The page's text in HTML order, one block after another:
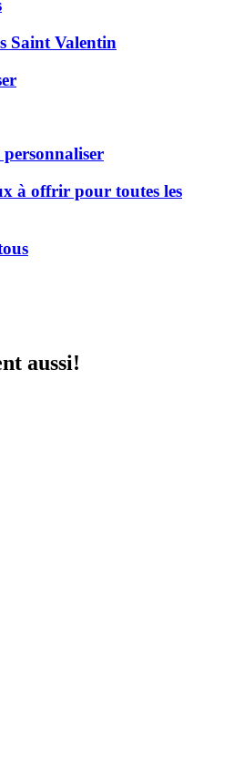
Saint Valentin
à offrir pour toutes les
aussi!